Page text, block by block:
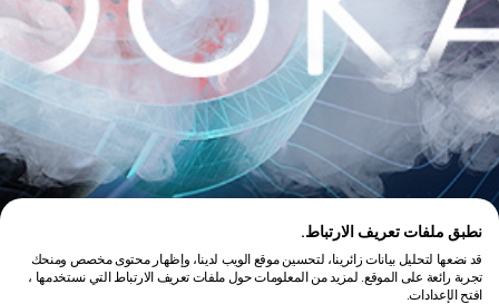
نطبق ملفات تعريف الارتباط.
قد نضعها لتحليل بيانات زائرينا، لتحسين موقع الويب لدينا، وإظهار محتوى مخصص ومنحك
تجربة رائعة على الموقع. لمزيد من المعلومات حول ملفات تعريف الارتباط التي نستخدمها ،
افتح الإعدادات.